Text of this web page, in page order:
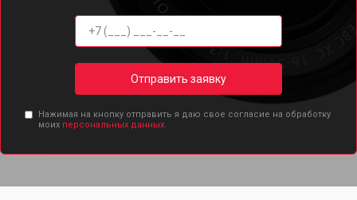
Отправить заявку
Нажимая на кнопку отправить я даю свое согласие на обработку
моих персональных данных.